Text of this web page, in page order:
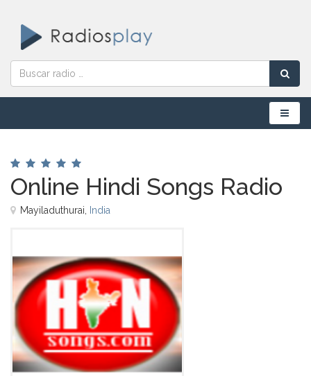
Menú
Online Hindi Songs Radio
Mayiladuthurai, India